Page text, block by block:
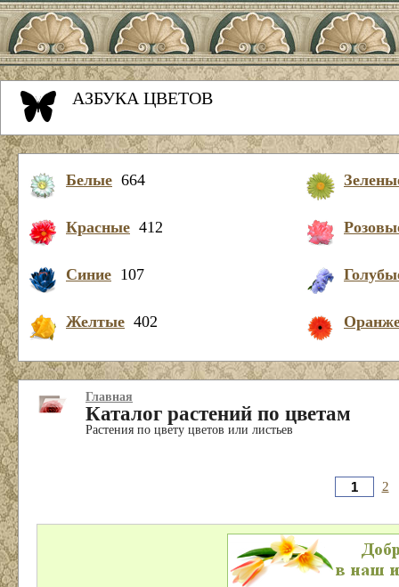
АЗБУКА ЦВЕТОВ
Белые 664
Красные 412
Синие 107
Желтые 402
Главная
Каталог растений по цветам
Растения по цвету цветов или листьев
2